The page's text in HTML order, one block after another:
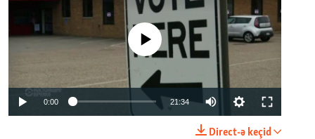
No media source currently available
0:00 21:34
Direct-ə keçid